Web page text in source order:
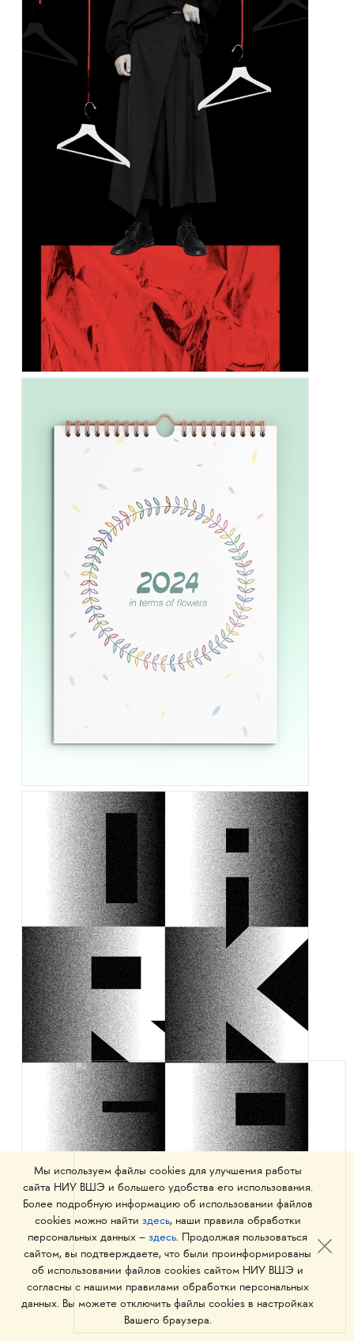
Мы используем файлы cookies для улучшения работы
сайта НИУ ВШЭ и большего удобства его использования.
Более подробную информацию об использовании файлов
cookies можно найти здесь, наши правила обработки
персональных данных – здесь. Продолжая пользоваться
сайтом, вы подтверждаете, что были проинформированы
об использовании файлов cookies сайтом НИУ ВШЭ и
согласны с нашими правилами обработки персональных
данных. Вы можете отключить файлы cookies в настройках
Вашего браузера.